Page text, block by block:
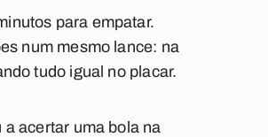
para empatar.
num mesmo lance: na
tudo igual no placar.
acertar uma bola na